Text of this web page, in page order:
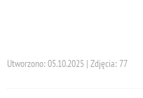
Utworzono: 05.10.2025 | Zdjęcia: 77